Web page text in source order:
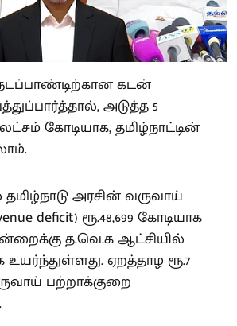
கடன்
அடுத்த 5
கோடியாக, தமிழ்நாட்டின்
தமிழ்நாடு அரசின் வருவாய்
deficit) ரூ.48,699 கோடியாக
த.வெ.க ஆட்சியில்
உயர்ந்துள்ளது. ஏறத்தாழ ரூ.7
பற்றாக்குறை